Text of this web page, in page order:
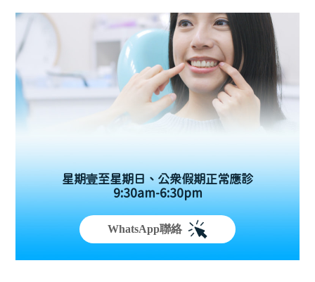
星期壹至星期日、公眾假期正常應診
9:30am-6:30pm
WhatsApp聯絡